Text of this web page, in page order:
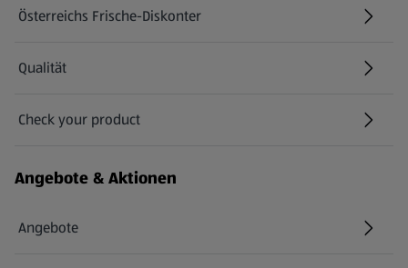
Österreichs Frische-Diskonter
Qualität
Check your product
(öffnet in einem neuen Tab)
Angebote & Aktionen
Angebote